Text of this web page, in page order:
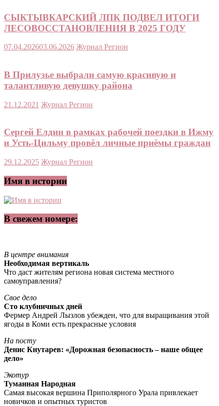
СЫКТЫВКАРСКИЙ ЛПК ПОДВЕЛ ИТОГИ
ЛЕСОВОССТАНОВЛЕНИЯ В 2025 ГОДУ
07.04.202603.06.2026 Журнал Регион
В Прилузье выбрали самую красивую и
талантливую девушку района
21.12.2021 Журнал Регион
Сергей Елдин в рамках рабочей поездки в Ижму
и Усть-Цильму провёл личные приёмы граждан
29.12.2025 Журнал Регион
Имя в истории
В свежем номере:
В центре внимания
Необходимая вертикаль
Что даст жителям региона новая система местного
самоуправления?
Свое дело
Сто клубничных дней
Фермер Андрей Лызлов убежден, что для выращивания этой
ягоды в Коми есть прекрасные условия
На посту
Денис Кнутарев: «Дорожная безопасность – наше общее
дело»
Экотур
Туманная Народная
Самая высокая вершина Приполярного Урала привлекает
новичков и опытных туристов